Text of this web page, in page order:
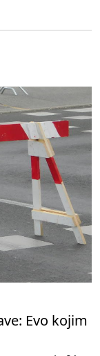
Evo kojim